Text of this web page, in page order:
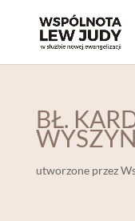
BŁ.
utworzone przez